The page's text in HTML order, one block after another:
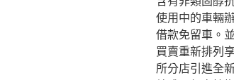
使用中的車輛
借款免留車。
買賣重新排列
所分店引進全